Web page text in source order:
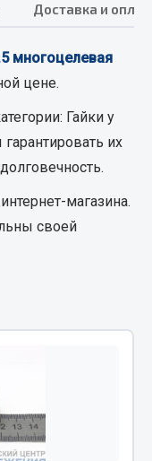
Доставка и
многоцелевая
цене.
Гайки у
их
магазина.
своей